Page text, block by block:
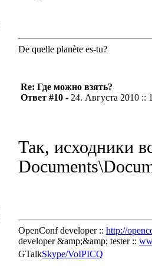
De quelle planète es-tu?
Re: Где можно взять?
Ответ #10 - 24. Августа 2010 ::
Так, исходники
OpenConf developer :: http://
developer &amp;&amp; tester ::
GTalkSkype/VoIPICQ